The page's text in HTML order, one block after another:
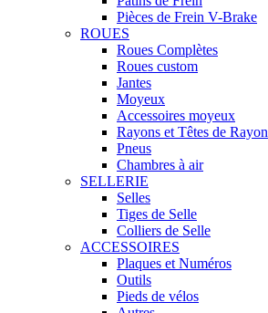
Pièces de Frein V-Brake
ROUES
Roues Complètes
Roues custom
Jantes
Moyeux
Accessoires moyeux
Rayons et Têtes de Rayon
Pneus
Chambres à air
SELLERIE
Selles
Tiges de Selle
Colliers de Selle
ACCESSOIRES
Plaques et Numéros
Outils
Pieds de vélos